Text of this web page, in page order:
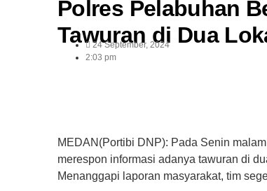
Polres Pelabuhan
Tawuran di Dua
24 September, 2024
2:03 pm
MEDAN(Portibi DNP): Pada Senin
merespon informasi adanya tawuran di
Menanggapi laporan masyarakat, tim